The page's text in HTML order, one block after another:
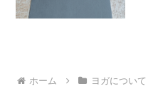
ホーム ヨガについて